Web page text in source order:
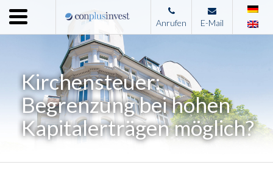
Menu
Home
Unternehmen
Leistungen
Immobilienangebote
News
Anrufen E-Mail
Kirchensteuer:
Begrenzung bei hohen
Kapitalerträgen möglich?